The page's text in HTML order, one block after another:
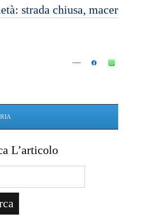
strada chiusa, macerie,
L’articolo